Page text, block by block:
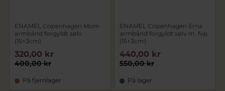
ENAMEL Copenhagen Mom
armbånd forgyldt sølv
(15+3cm)
400,00 kr
320,00 kr
På fjernlager
ENAMEL Copenhagen Erna
armbånd forgyldt sølv m. fvp
(15+3cm)
550,00 kr
440,00 kr
På lager